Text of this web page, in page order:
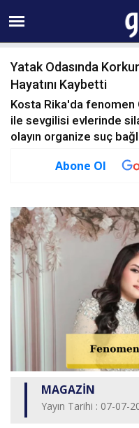
07
Yatak Odasında
Hayatını Kaybetti
Kosta Rika'da fenomen
ile sevgilisi evlerinde
olayın organize suç
Abone Ol
MAGAZİN
Yayın Tarihi : 07-07-